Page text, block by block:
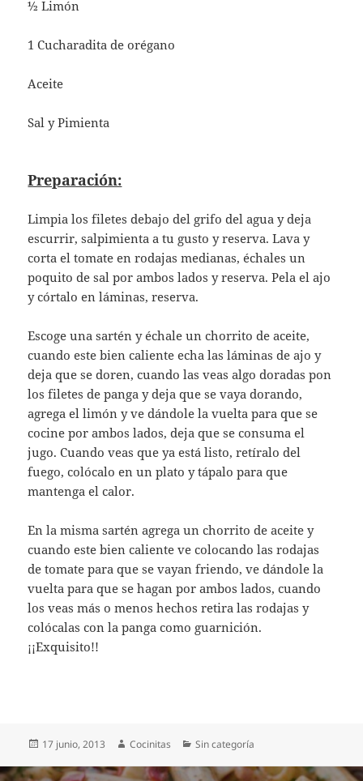
½ Limón
1 Cucharadita de orégano
Aceite
Sal y Pimienta
Preparación:
Limpia los filetes debajo del grifo del agua y deja
escurrir, salpimienta a tu gusto y reserva. Lava y
corta el tomate en rodajas medianas, échales un
poquito de sal por ambos lados y reserva. Pela el ajo
y córtalo en láminas, reserva.
Escoge una sartén y échale un chorrito de aceite,
cuando este bien caliente echa las láminas de ajo y
deja que se doren, cuando las veas algo doradas pon
los filetes de panga y deja que se vaya dorando,
agrega el limón y ve dándole la vuelta para que se
cocine por ambos lados, deja que se consuma el
jugo. Cuando veas que ya está listo, retíralo del
fuego, colócalo en un plato y tápalo para que
mantenga el calor.
En la misma sartén agrega un chorrito de aceite y
cuando este bien caliente ve colocando las rodajas
de tomate para que se vayan friendo, ve dándole la
vuelta para que se hagan por ambos lados, cuando
los veas más o menos hechos retira las rodajas y
colócalas con la panga como guarnición.
¡¡Exquisito!!
Publicado
17 junio, 2013 Autor
Cocinitas Categorías
Sin categoría
Navegación